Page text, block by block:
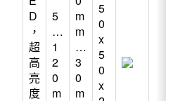
D
，
超
高
亮
度
5
…
1
2
0
m
m
m
…
3
0
m
5
0
x
5
0
x